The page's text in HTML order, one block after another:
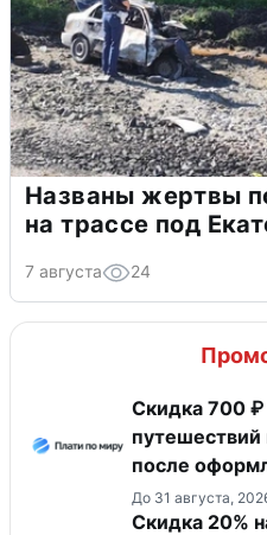
Названы жертвы
на трассе под
7 августа 24
Скидка 700
после
До 31 августа,
Скидка 20%